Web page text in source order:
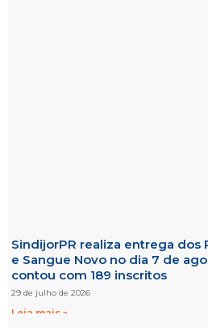
SindijorPR realiza entrega dos
e Sangue Novo no dia 7 de
contou com 189 inscritos
29 de julho de 2026
Leia mais »